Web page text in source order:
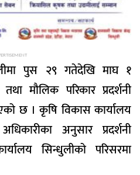
पुस २९ गतेदेखि माघ १
मौलिक परिकार प्रदर्शनी
छ । कृषि विकास कार्यालय
अनुसार प्रदर्शनी
सिन्धुलीको परिसरमा